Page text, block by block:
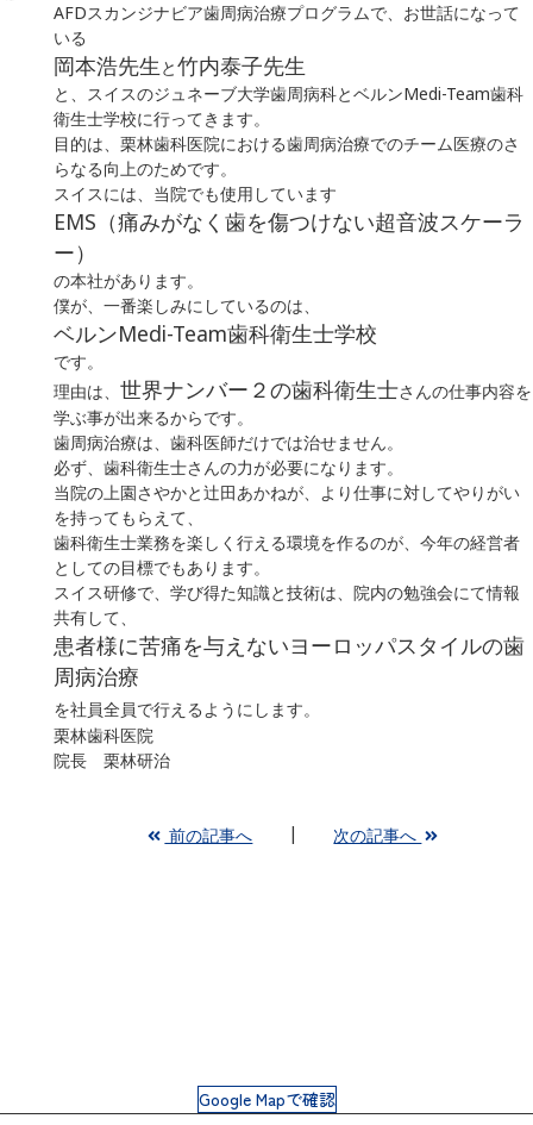
AFDスカンジナビア歯周病治療プログラムで、お世話になって
いる
岡本浩先生 と竹内泰子先生
と、スイスのジュネーブ大学歯周病科とベルンMedi-Team歯科
衛生士学校に行ってきます。
目的は、 栗林歯科医院における歯周病治療でのチーム医療のさ
らなる向上のためです。
スイスには、当院でも使用しています
EMS（痛みがなく歯を傷つけない超音波スケーラ
ー）
の本社があります。
僕が、一番楽しみにしているのは、
ベルンMedi-Team歯科衛生士学校
です。
理由は、 世界ナンバー２の歯科衛生士さんの仕事内容を
学ぶ事が出来るからです。
歯周病治療は、歯科医師だけでは治せません。
必ず、 歯科衛生士さんの力が必要になります。
当院の上園さやかと辻田あかねが、より仕事に対してやりがい
を持ってもらえて、
歯科衛生士業務を楽しく行える環境を作るのが、 今年の経営者
としての目標でもあります。
スイス研修で、学び得た知識と技術は、 院内の勉強会にて情報
共有して、
患者様に苦痛を与えないヨーロッパスタイルの歯
周病治療
を社員全員で行えるようにします。
栗林歯科医院
院長 栗林研治
前の記事へ 次の記事へ
Google Mapで確認